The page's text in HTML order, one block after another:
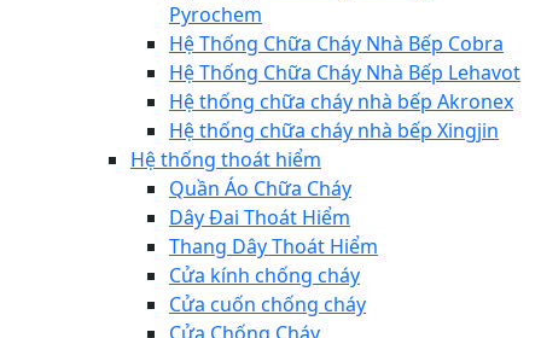
Pyrochem
Hệ Thống Chữa Cháy Nhà Bếp Cobra
Hệ Thống Chữa Cháy Nhà Bếp Lehavot
Hệ thống chữa cháy nhà bếp Akronex
Hệ thống chữa cháy nhà bếp Xingjin
Hệ thống thoát hiểm
Quần Áo Chữa Cháy
Dây Đai Thoát Hiểm
Thang Dây Thoát Hiểm
Cửa kính chống cháy
Cửa cuốn chống cháy